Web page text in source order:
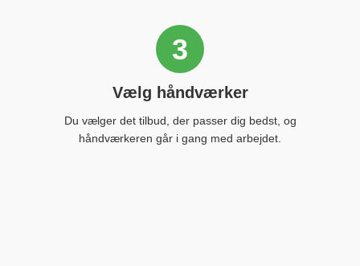
3
Vælg håndværker
Du vælger det tilbud, der passer dig bedst, og
håndværkeren går i gang med arbejdet.